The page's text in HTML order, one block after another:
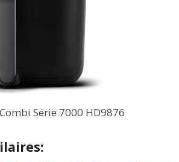
Série 7000 HD9876